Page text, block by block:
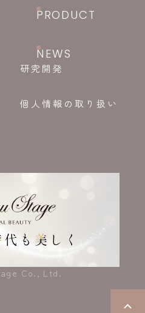
PRODUCT
NEWS
研究開発
個人情報の取り扱い
Co., Ltd.